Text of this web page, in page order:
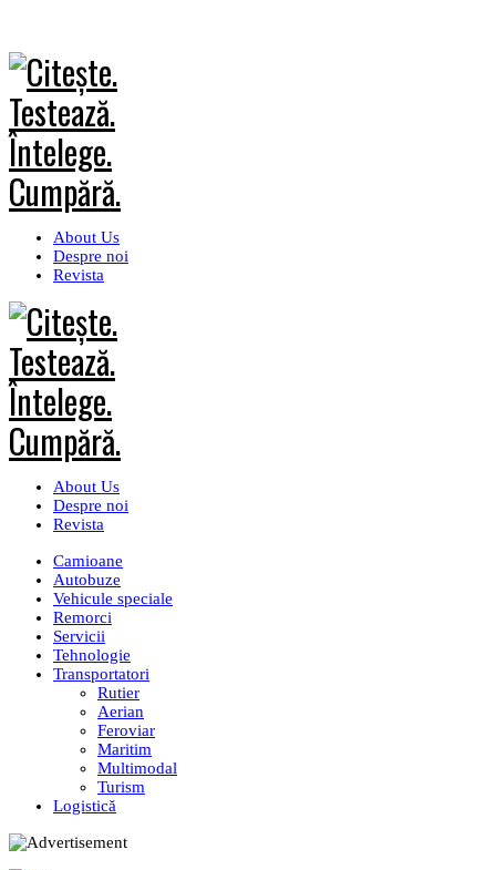
About Us
Despre noi
Revista
About Us
Despre noi
Revista
Camioane
Autobuze
Vehicule speciale
Remorci
Servicii
Tehnologie
Transportatori
Rutier
Aerian
Feroviar
Maritim
Multimodal
Turism
Logistică